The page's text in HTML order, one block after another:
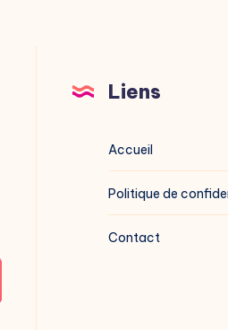
Liens
Accueil
Politique de
Contact